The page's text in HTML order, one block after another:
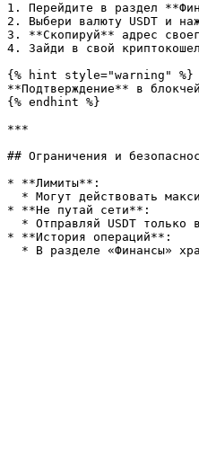
1. Перейдите в раздел
2. Выбери валюту USDT и
3. **Скопируй** адрес
4. Зайди в свой
{% hint style="warning" %}
**Подтверждение** в
{% endhint %}
***
## Ограничения и
* **Лимиты**:
* **Не путай сети**:
* **История операций**: